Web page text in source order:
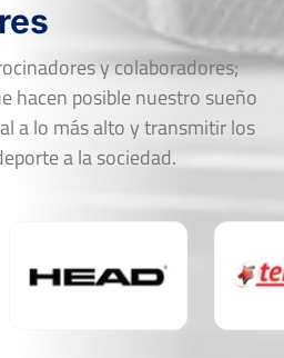
y colaboradores;
hacen posible nuestro sueño
a lo más alto y transmitir los
a la sociedad.